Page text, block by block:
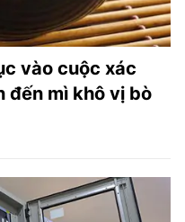
vào cuộc xác
đến mì khô vị bò